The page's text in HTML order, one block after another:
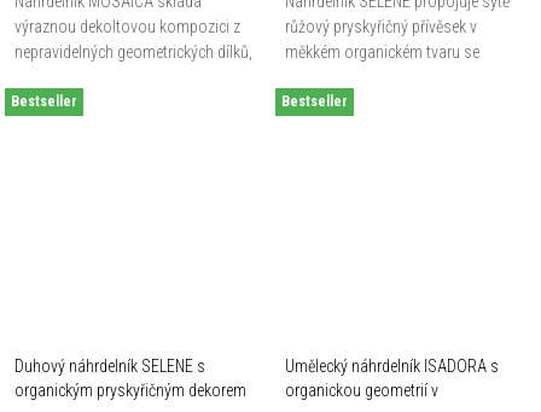
výraznou dekoltovou kompozici z
nepravidelných geometrických dílků,
předělů se stříbrným vzhledem.
růžový pryskyřičný přívěsek v
měkkém organickém tvaru se
řetízkem se zajímavým splétáním.
Bestseller
Duhový náhrdelník SELENE s
organickým pryskyřičným dekorem
Bestseller
Umělecký náhrdelník ISADORA s
organickou geometrií v